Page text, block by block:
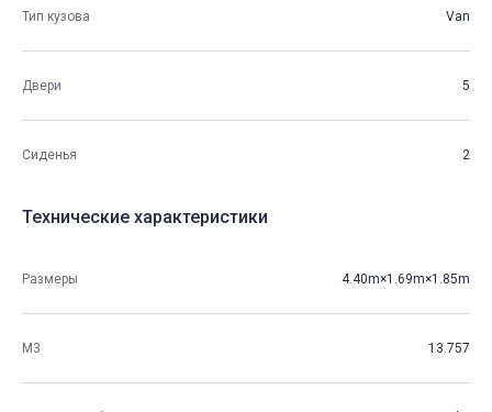
Тип кузова Van
Двери 5
Сиденья 2
Технические характеристики
Размеры 4.40m×1.69m×1.85m
М3 13.757